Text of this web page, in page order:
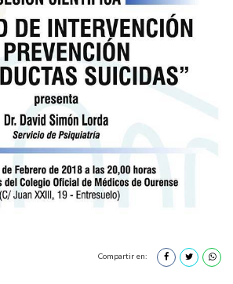
Compartir en: